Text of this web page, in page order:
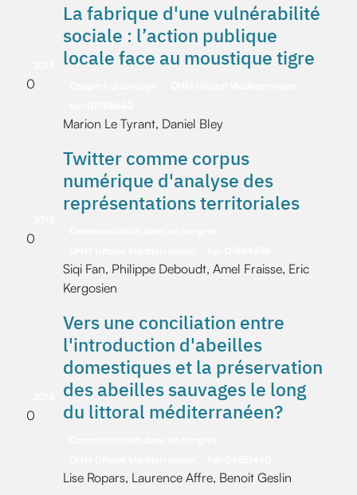
0
La fabrique d'une vulnérabilité
sociale : l’action publique
locale face au moustique tigre
Marion Le Tyrant, Daniel Bley
0
Twitter comme corpus
numérique d'analyse des
représentations territoriales
Siqi Fan, Philippe Deboudt, Amel Fraisse, Eric
Kergosien
0
Vers une conciliation entre
l'introduction d'abeilles
domestiques et la préservation
des abeilles sauvages le long
du littoral méditerranéen?
Lise Ropars, Laurence Affre, Benoit Geslin